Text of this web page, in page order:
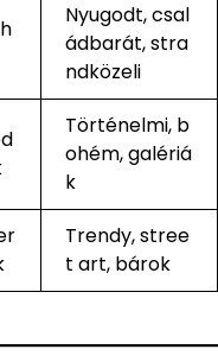
Nyugodt, csal
ádbarát, stra
ndközeli
Történelmi, b
ohém, galériá
k
Trendy, stree
t art, bárok